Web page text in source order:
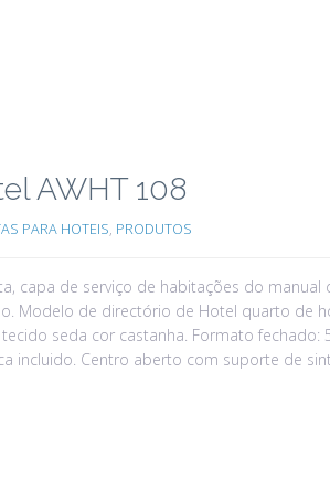
AWHT 108
PARA HOTEIS, PRODUTOS
capa de serviço de habitações do manual
Modelo de directório de Hotel quarto de
seda cor castanha. Formato fechado:
incluido. Centro aberto com suporte de